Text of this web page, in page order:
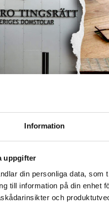
Information
uppgifter
din personliga data,
till information på din enhet
och
Foto: Getty/
vattenkran. Arkivbild från en annan
med autism
Men hen stänger